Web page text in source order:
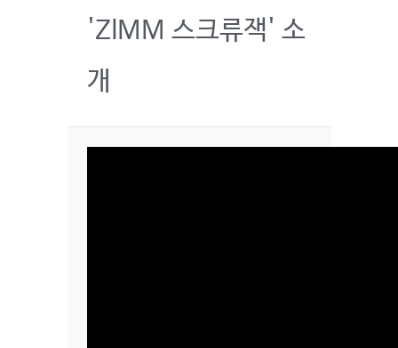
'ZIMM 스크류잭' 소
개